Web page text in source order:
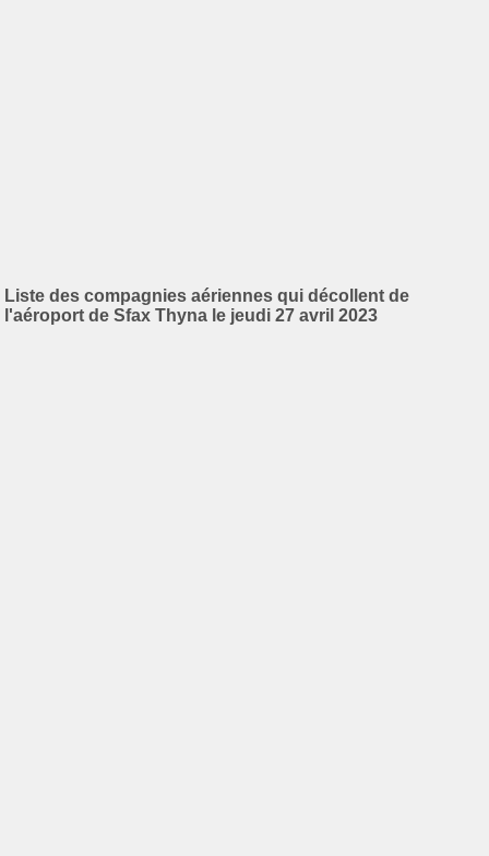
Liste des compagnies aériennes qui décollent de
l'aéroport de Sfax Thyna le jeudi 27 avril 2023